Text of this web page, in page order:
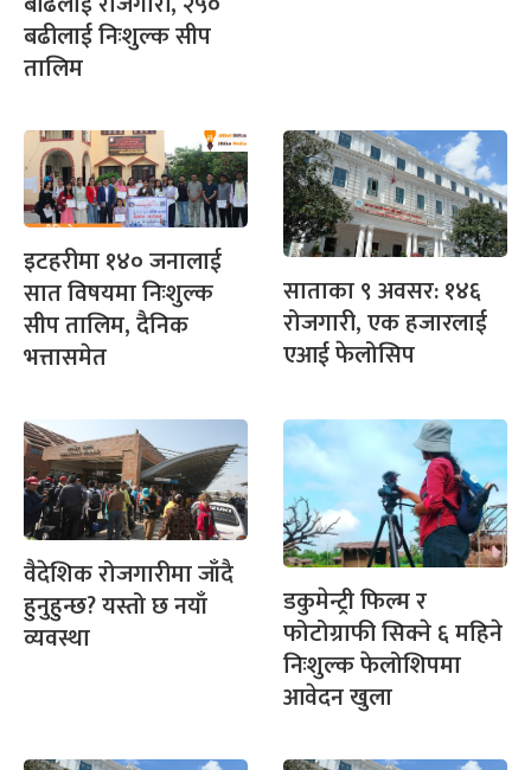
बढीलाई निःशुल्क सीप
तालिम
इटहरीमा १४० जनालाई
सात विषयमा निःशुल्क
सीप तालिम, दैनिक
भत्तासमेत
साताका ९ अवसर: १४६
रोजगारी, एक हजारलाई
एआई फेलोसिप
वैदेशिक रोजगारीमा जाँदै
हुनुहुन्छ? यस्तो छ नयाँ
व्यवस्था
डकुमेन्ट्री फिल्म र
फोटोग्राफी सिक्ने ६ महिने
निःशुल्क फेलोशिपमा
आवेदन खुला